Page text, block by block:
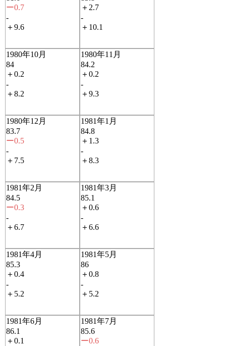
ー0.7
-
＋9.6
＋2.7
-
＋10.1
1980年10月
84
＋0.2
-
＋8.2
1980年11月
84.2
＋0.2
-
＋9.3
1980年12月
83.7
ー0.5
-
＋7.5
1981年1月
84.8
＋1.3
-
＋8.3
1981年2月
84.5
ー0.3
-
＋6.7
1981年3月
85.1
＋0.6
-
＋6.6
1981年4月
85.3
＋0.4
-
＋5.2
1981年5月
86
＋0.8
-
＋5.2
1981年6月
86.1
＋0.1
1981年7月
85.6
ー0.6